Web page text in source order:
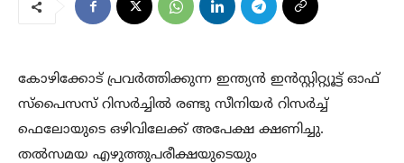
കോഴിക്കോട് പ്രവർത്തിക്കുന്ന ഇന്ത്യൻ ഇൻസ്റ്റിറ്റ്യൂട്ട് ഓഫ്
സ്പൈസസ് റിസർച്ചിൽ രണ്ടു സീനിയർ റിസർച്ച്
ഫെലോയുടെ ഒഴിവിലേക്ക് അപേക്ഷ ക്ഷണിച്ചു.
തൽസമയ എഴുത്തുപരീക്ഷയുടെയും